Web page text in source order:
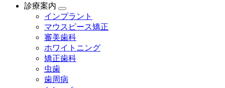
診療案内
インプラント
マウスピース矯正
審美歯科
ホワイトニング
矯正歯科
虫歯
歯周病